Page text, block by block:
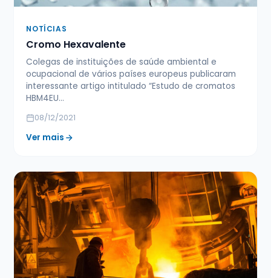
NOTÍCIAS
Cromo Hexavalente
Colegas de instituições de saúde ambiental e
ocupacional de vários países europeus publicaram
interessante artigo intitulado “Estudo de cromatos
HBM4EU…
08/12/2021
Ver mais